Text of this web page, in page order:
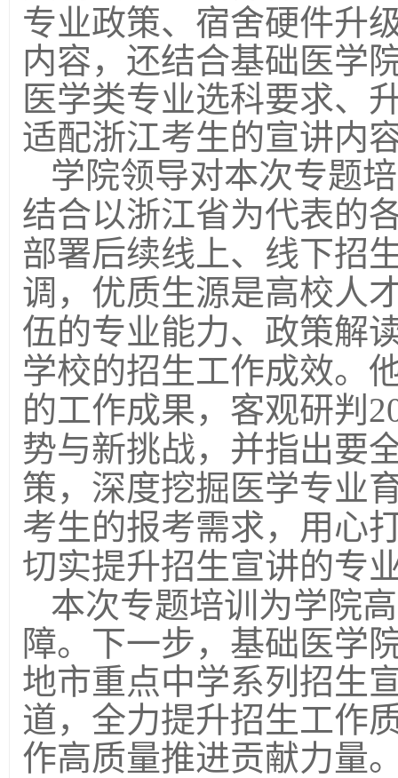
专业政策、宿舍硬件升
内容，还结合基础医学
医学类专业选科要求、
适配浙江考生的宣讲内
学院领导对本次专题
结合以浙江省为代表的
部署后续线上、线下招
调，优质生源是高校人
伍的专业能力、政策解
学校的招生工作成效。
的工作成果，客观研判
势与新挑战， 并指出要
策，深度挖掘医学专业
考生的报考需求，用心
切实提升招生宣讲的专
本次专题培训为学院
障。下一步，基础医学
地市重点中学系列招生
道，全力提升招生工作
作高质量推进贡献力量